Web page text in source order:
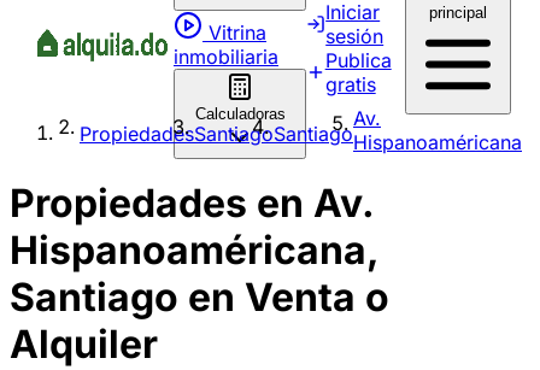
Vitrina
inmobiliaria
Calculadoras
Iniciar
sesión
Publica
gratis
principal
PropiedadesSantiagoSantiago
Av.
Hispanoaméricana
Propiedades en Av.
Hispanoaméricana,
Santiago en Venta o
Alquiler